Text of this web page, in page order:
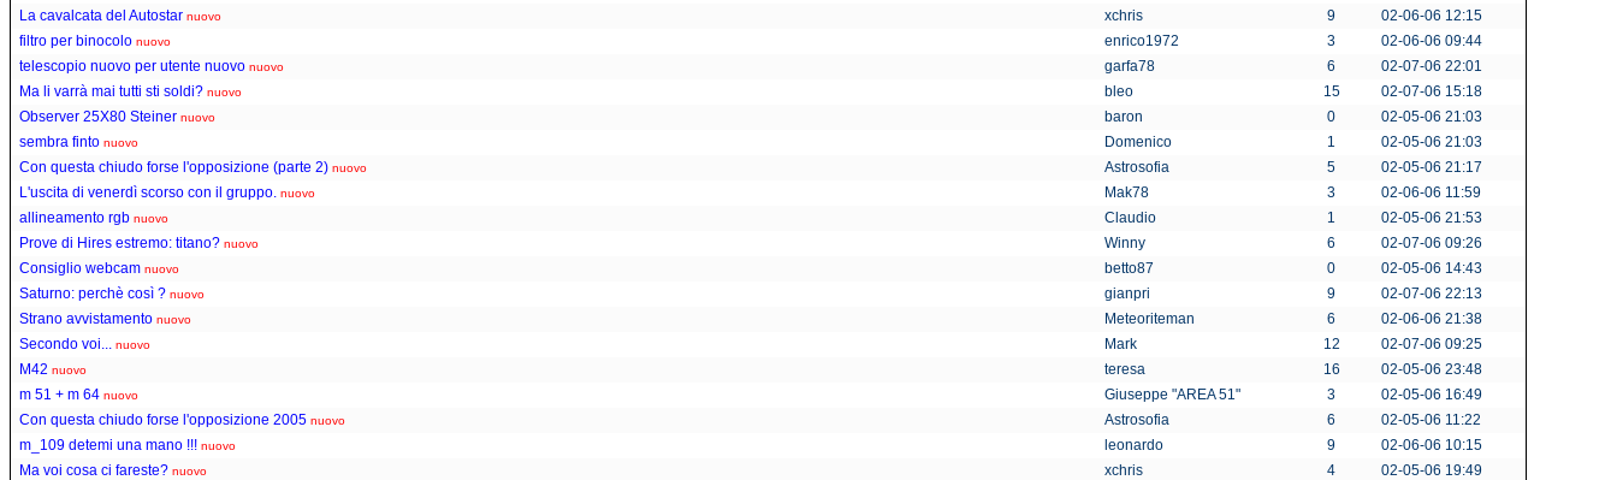
La cavalcata del Autostar nuovo xchris 9
02-06-06 12:15
filtro per binocolo nuovo enrico1972 3
02-06-06 09:44
telescopio nuovo per utente nuovo nuovo garfa78 6
02-07-06 22:01
Ma li varrà mai tutti sti soldi? nuovo bleo 15
02-07-06 15:18
Observer 25X80 Steiner nuovo baron 0
02-05-06 21:03
sembra finto nuovo Domenico 1
02-05-06 21:03
Con questa chiudo forse l'opposizione (parte 2) nuovo Astrosofia 5
02-05-06 21:17
L'uscita di venerdì scorso con il gruppo. nuovo Mak78 3
02-06-06 11:59
allineamento rgb nuovo Claudio 1
02-05-06 21:53
Prove di Hires estremo: titano? nuovo Winny 6
02-07-06 09:26
Consiglio webcam nuovo betto87 0
02-05-06 14:43
Saturno: perchè così ? nuovo gianpri 9
02-07-06 22:13
Strano avvistamento nuovo Meteoriteman 6
02-06-06 21:38
Secondo voi...
nuovo Mark 12
02-07-06 09:25
M42 nuovo teresa 16
02-05-06 23:48
m 51 + m 64 nuovo Giuseppe "AREA 51" 3
02-05-06 16:49
Con questa chiudo forse l'opposizione 2005 nuovo Astrosofia 6
02-05-06 11:22
m_109 detemi una mano !!! nuovo leonardo 9
02-06-06 10:15
Ma voi cosa ci fareste? nuovo xchris 4
02-05-06 19:49